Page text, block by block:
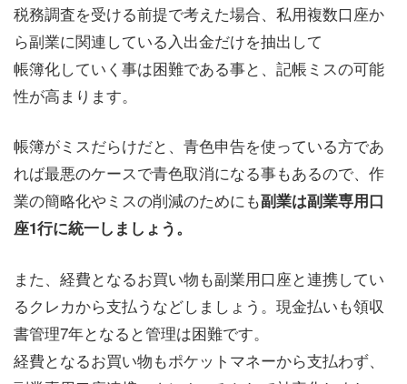
税務調査を受ける前提で考えた場合、私用複数口座か
ら副業に関連している入出金だけを抽出して
帳簿化していく事は困難である事と、記帳ミスの可能
性が高まります。
帳簿がミスだらけだと、青色申告を使っている方であ
れば最悪のケースで青色取消になる事もあるので、作
業の簡略化やミスの削減のためにも副業は副業専用口
座1行に統一しましょう。
また、経費となるお買い物も副業用口座と連携してい
るクレカから支払うなどしましょう。現金払いも領収
書管理7年となると管理は困難です。
経費となるお買い物もポケットマネーから支払わず、